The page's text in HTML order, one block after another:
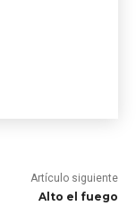
Artículo siguiente
Alto el fuego